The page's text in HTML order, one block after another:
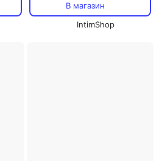
В магазин
IntimShop